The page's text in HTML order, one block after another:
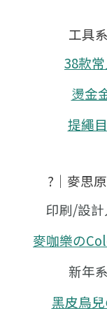
工具
38款
燙金
提繩
?｜麥思
印刷/設
麥咖樂の
新年
黑皮鳥